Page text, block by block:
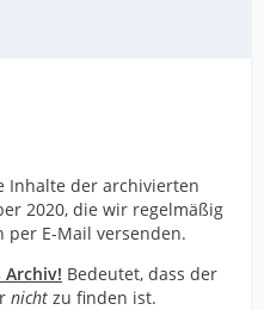
Inhalte der archivierten
2020, die wir regelmäßig
E-Mail versenden.
Archiv! Bedeutet, dass der
nicht zu finden ist.